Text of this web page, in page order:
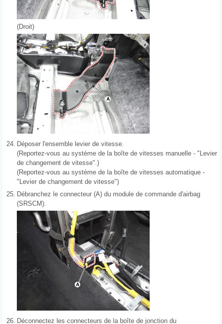
(Droit)
24. Déposer l'ensemble levier de vitesse.
(Reportez-vous au système de la boîte de vitesses manuelle - "Levier
de changement de vitesse".)
(Reportez-vous au système de la boîte de vitesses automatique -
"Levier de changement de vitesse")
25. Débranchez le connecteur (A) du module de commande d'airbag
(SRSCM).
26. Déconnectez les connecteurs de la boîte de jonction du